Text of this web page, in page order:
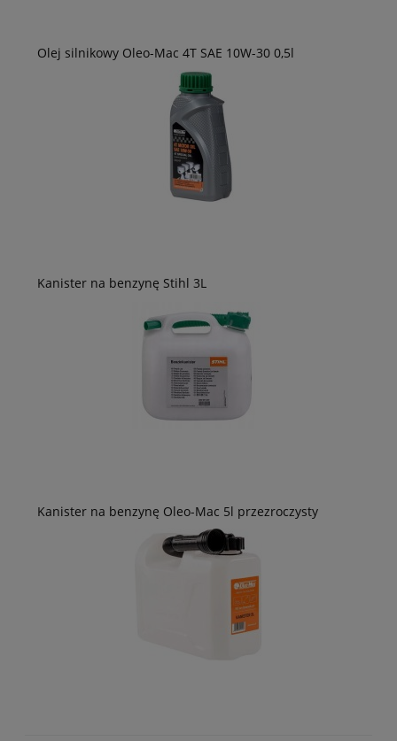
Olej silnikowy Oleo-Mac 4T SAE 10W-30 0,5l
Kanister na benzynę Stihl 3L
Kanister na benzynę Oleo-Mac 5l przezroczysty